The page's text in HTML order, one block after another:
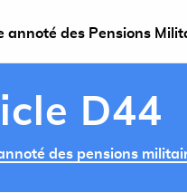
annoté des Pensions
D44
des pensions